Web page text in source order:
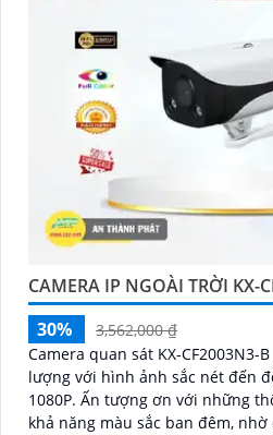
CAMERA IP NGOÀI TRỜI KX-
30%
3,562,000 ₫
Camera quan sát KX-CF2003N3-
lượng với hình ảnh sắc nét đến
1080P. Ấn tượng ơn với những thông số là Camera còn có
khả năng màu sắc ban đêm,